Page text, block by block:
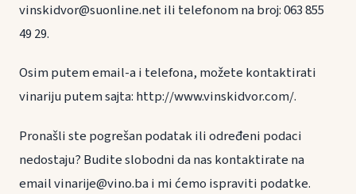
vinskidvor@suonline.net ili telefonom na broj: 063 855
49 29.
Osim putem email-a i telefona, možete kontaktirati
vinariju putem sajta: http://www.vinskidvor.com/.
Pronašli ste pogrešan podatak ili određeni podaci
nedostaju? Budite slobodni da nas kontaktirate na
email vinarije@vino.ba i mi ćemo ispraviti podatke.